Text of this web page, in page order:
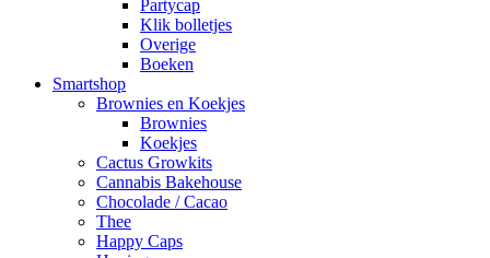
Partycap
Klik bolletjes
Overige
Boeken
Smartshop
Brownies en Koekjes
Brownies
Koekjes
Cactus Growkits
Cannabis Bakehouse
Chocolade / Cacao
Thee
Happy Caps